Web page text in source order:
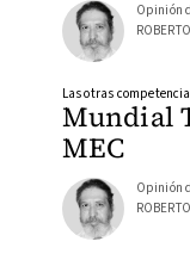
Opinión
Mundial
MEC
Las otras
Opinión